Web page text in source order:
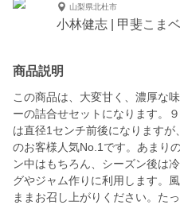
山梨県北杜市
小林健志 | 甲斐こま
商品説明
この商品は、大変甘く、濃厚な
ーの詰合せセットになります。
は直径1センチ前後になります
のお客様人気No.1です。あまり
ン中はもちろん、シーズン後は
グやジャム作りに利用します。
ままお召し上がりください。た